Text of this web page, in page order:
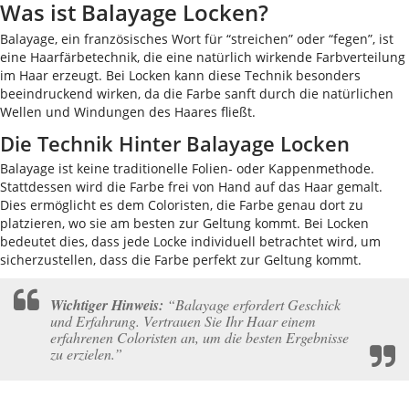
Was ist Balayage Locken?
Balayage, ein französisches Wort für “streichen” oder “fegen”, ist
eine Haarfärbetechnik, die eine natürlich wirkende Farbverteilung
im Haar erzeugt. Bei Locken kann diese Technik besonders
beeindruckend wirken, da die Farbe sanft durch die natürlichen
Wellen und Windungen des Haares fließt.
Die Technik Hinter Balayage Locken
Balayage ist keine traditionelle Folien- oder Kappenmethode.
Stattdessen wird die Farbe frei von Hand auf das Haar gemalt.
Dies ermöglicht es dem Coloristen, die Farbe genau dort zu
platzieren, wo sie am besten zur Geltung kommt. Bei Locken
bedeutet dies, dass jede Locke individuell betrachtet wird, um
sicherzustellen, dass die Farbe perfekt zur Geltung kommt.
Wichtiger Hinweis: “Balayage erfordert Geschick
und Erfahrung. Vertrauen Sie Ihr Haar einem
erfahrenen Coloristen an, um die besten Ergebnisse
zu erzielen.”